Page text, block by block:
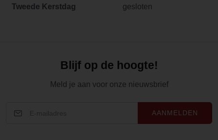
Tweede Kerstdag gesloten
Blijf op de hoogte!
Meld je aan voor onze nieuwsbrief
AANMELDEN